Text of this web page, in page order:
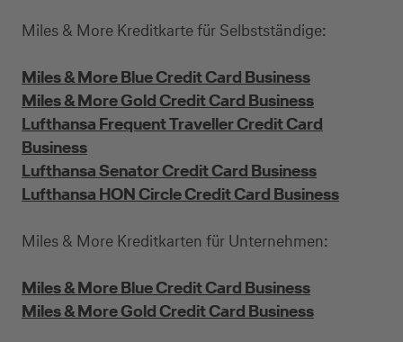
Miles & More Kreditkarte für Selbstständige:
Miles & More Blue Credit Card Business
Miles & More Gold Credit Card Business
Lufthansa Frequent Traveller Credit Card
Business
Lufthansa Senator Credit Card Business
Lufthansa HON Circle Credit Card Business
Miles & More Kreditkarten für Unternehmen:
Miles & More Blue Credit Card Business
Miles & More Gold Credit Card Business